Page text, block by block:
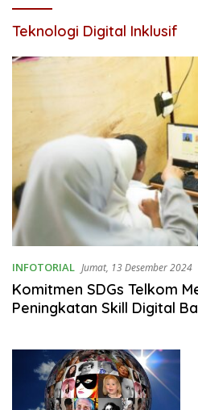
Teknologi Digital Inklusif
INFOTORIAL Jumat, 13 Desember 2024
Komitmen SDGs Telkom
Peningkatan Skill Digital